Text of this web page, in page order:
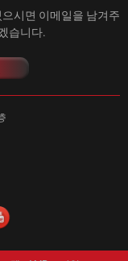
시면 이메일을 남겨주
습니다.